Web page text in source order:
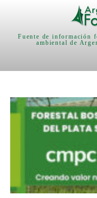
Fuente de información
ambiental de